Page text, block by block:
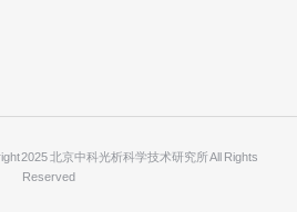
2025 北京中科光析科学技术研究所 All Rights
Reserved